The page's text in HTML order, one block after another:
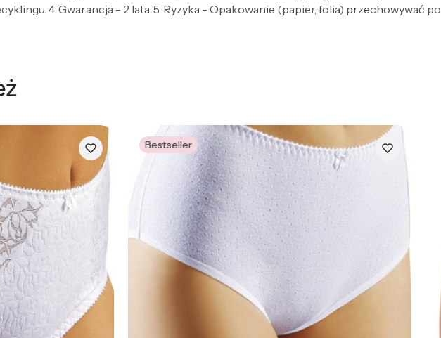
4. Gwarancja - 2 lata. 5. Ryzyka - Opakowanie (papier, folia) przechowywać
Bestseller